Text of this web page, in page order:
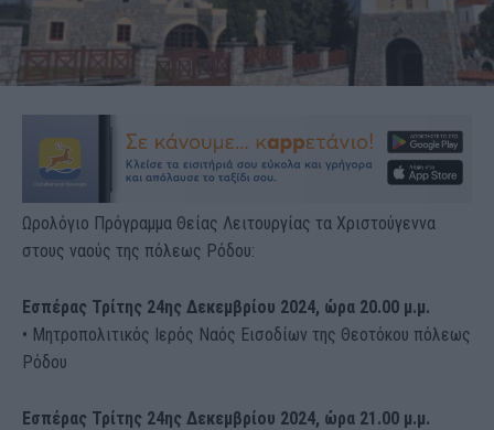
Ωρολόγιο Πρόγραμμα Θείας Λειτουργίας τα Χριστούγεννα
στους ναούς της πόλεως Ρόδου:
Εσπέρας Τρίτης 24ης Δεκεμβρίου 2024, ώρα 20.00 μ.μ.
• Μητροπολιτικός Ιερός Ναός Εισοδίων της Θεοτόκου πόλεως
Ρόδου
Εσπέρας Τρίτης 24ης Δεκεμβρίου 2024, ώρα 21.00 μ.μ.